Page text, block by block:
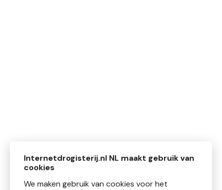
Internetdrogisterij.nl NL maakt gebruik van
cookies
We maken gebruik van cookies voor het